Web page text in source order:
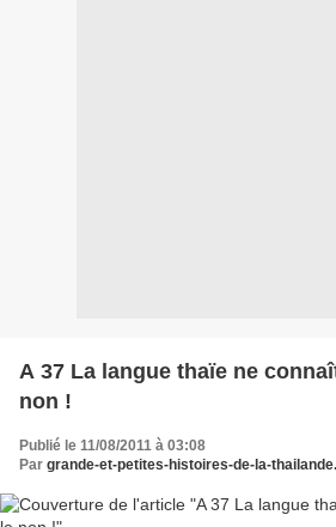
A 37 La langue thaïe ne
non !
Publié le 11/08/2011 à 03:08
Par grande-et-petites-histoires-de-la-